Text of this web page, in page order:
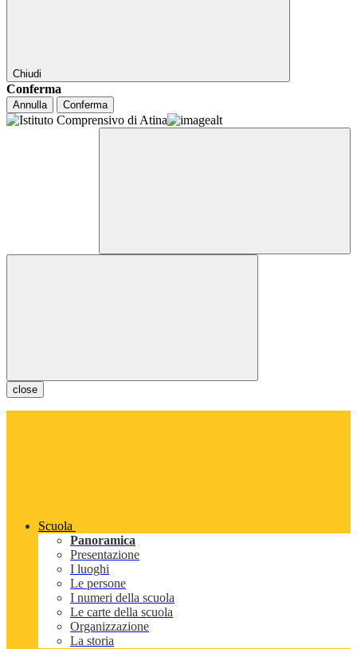
Chiudi
Conferma
Annulla Conferma
close
Scuola
Panoramica
Presentazione
I luoghi
Le persone
I numeri della scuola
Le carte della scuola
Organizzazione
La storia